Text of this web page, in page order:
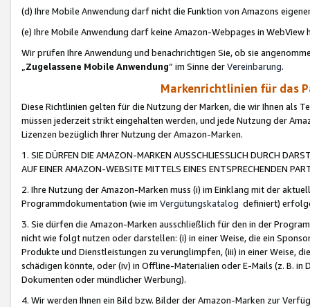
(d) Ihre Mobile Anwendung darf nicht die Funktion von Amazons
(e) Ihre Mobile Anwendung darf keine Amazon-Webpages in WebView
Wir prüfen Ihre Anwendung und benachrichtigen Sie, ob sie
„Zugelassene Mobile Anwendung“ im Sinne derVereinbarung.
Markenrichtlinien für das
Diese Richtlinien gelten für die Nutzung der Marken, die wir Ihnen als
müssen jederzeit strikt eingehalten werden, und jede Nutzung der
Lizenzen bezüglich Ihrer Nutzung der Amazon-Marken.
1. SIE DÜRFEN DIE AMAZON-MARKEN AUSSCHLIESSLICH DURCH
AUF EINER AMAZON-WEBSITE MITTELS EINES ENTSPRECHENDEN
2. Ihre Nutzung der Amazon-Marken muss (i) im Einklang mit der
Programmdokumentation (wie im Vergütungskatalog definiert)
3. Sie dürfen die Amazon-Marken ausschließlich für den in der
nicht wie folgt nutzen oder darstellen: (i) in einer Weise, die ein
Produkte und Dienstleistungen zu verunglimpfen, (iii) in einer Weise,
schädigen könnte, oder (iv) in Offline-Materialien oder E-Mails (z. B. in
Dokumenten oder mündlicher Werbung).
4. Wir werden Ihnen ein Bild bzw. Bilder der Amazon-Marken zur